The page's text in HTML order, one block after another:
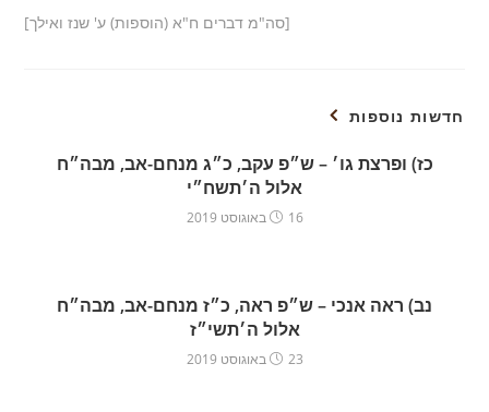
[סה"מ דברים ח"א (הוספות) ע' שנז ואילך]
חדשות נוספות
כז) ופרצת גו׳ – ש״פ עקב, כ״ג מנחם-אב, מבה״ח
אלול ה׳תשח״י
16 באוגוסט 2019
נב) ראה אנכי – ש״פ ראה, כ״ז מנחם-אב, מבה״ח
אלול ה׳תשי״ז
23 באוגוסט 2019